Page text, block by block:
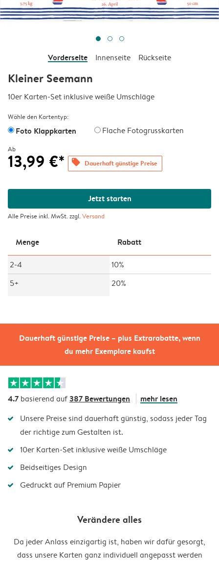
Dauerhaft günstige Preise – plus Extrarabatte, wenn
du mehr Exemplare kaufst
Vorderseite Innenseite Rückseite
Kleiner Seemann
10er Karten-Set inklusive weiße Umschläge
Wähle den Kartentyp:
Foto Klappkarten Flache Fotogrusskarten
Ab
13,99 €* offers Dauerhaft günstige Preise
Jetzt starten
Alle Preise inkl. MwSt. zzgl.Versand
Menge Rabatt
2-4
10%
5+
20%
4.7 basierend auf387 Bewertungen mehr lesen
Unsere Preise sind dauerhaft günstig, sodass jeder Tag
der richtige zum Gestalten ist.
10er Karten-Set inklusive weiße Umschläge
Beidseitiges Design
Gedruckt auf Premium Papier
Verändere alles
Da jeder Anlass einzigartig ist, haben wir dafür gesorgt,
dass unsere Karten ganz individuell angepasst werden